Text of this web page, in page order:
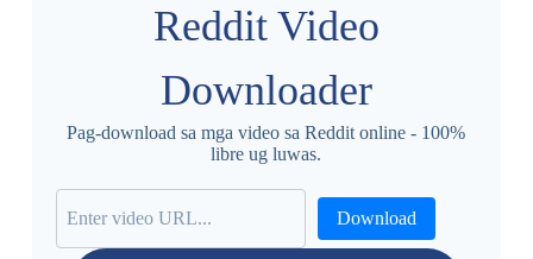
Reddit Video
Downloader
Pag-download sa mga video sa Reddit online - 100%
libre ug luwas.
Download